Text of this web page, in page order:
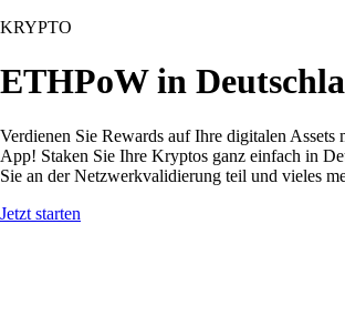
KRYPTO
ETHPoW in
Verdienen Sie Rewards auf Ihre digitalen Assets
App! Staken Sie Ihre Kryptos ganz einfach in
Sie an der Netzwerkvalidierung teil und vieles
Jetzt starten